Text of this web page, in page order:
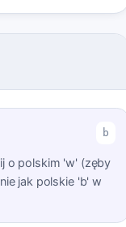
b
o polskim 'w' (zęby
jak polskie 'b' w